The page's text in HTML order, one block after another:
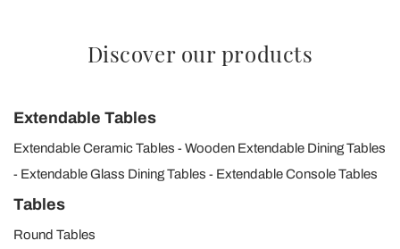
Discover our products
Extendable Tables
Extendable Ceramic Tables
Wooden Extendable Dining Tables
Extendable Glass Dining Tables
Extendable Console Tables
Tables
Round Tables